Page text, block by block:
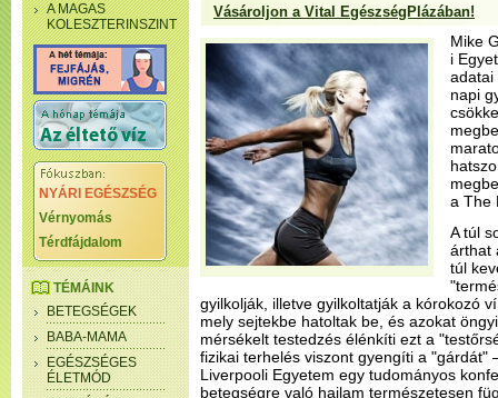
A MAGAS
KOLESZTERINSZINT
NYÁRI EGÉSZSÉG
Vérnyomás
Térdfájdalom
TÉMÁINK
BETEGSÉGEK
BABA-MAMA
EGÉSZSÉGES
ÉLETMÓD
Vásároljon a Vital EgészségPlázában!
Mike
i
adatai
napi
a The
A túl
árthat
túl
gyilkolják, illetve gyilkoltatják a kórokozó
mely sejtekbe hatoltak be, és azokat
mérsékelt testedzés élénkíti ezt a
fizikai terhelés viszont gyengíti a "gárdát"
Liverpooli Egyetem egy tudományos
betegségre való hajlam természetesen